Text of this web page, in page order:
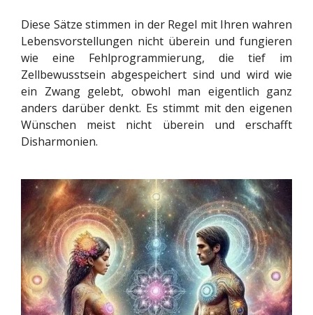
Diese Sätze stimmen in der Regel mit Ihren wahren
Lebensvorstellungen nicht überein und fungieren
wie eine Fehlprogrammierung, die tief im
Zellbewusstsein abgespeichert sind und wird wie
ein Zwang gelebt, obwohl man eigentlich ganz
anders darüber denkt. Es stimmt mit den eigenen
Wünschen meist nicht überein und erschafft
Disharmonien.